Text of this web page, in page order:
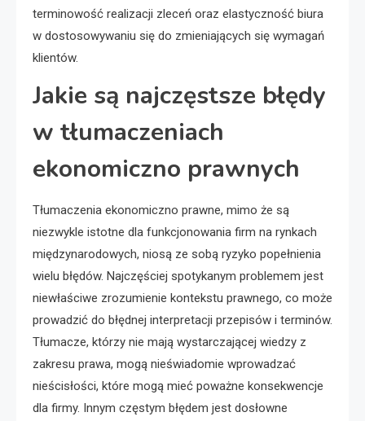
terminowość realizacji zleceń oraz elastyczność biura
w dostosowywaniu się do zmieniających się wymagań
klientów.
Jakie są najczęstsze błędy
w tłumaczeniach
ekonomiczno prawnych
Tłumaczenia ekonomiczno prawne, mimo że są
niezwykle istotne dla funkcjonowania firm na rynkach
międzynarodowych, niosą ze sobą ryzyko popełnienia
wielu błędów. Najczęściej spotykanym problemem jest
niewłaściwe zrozumienie kontekstu prawnego, co może
prowadzić do błędnej interpretacji przepisów i terminów.
Tłumacze, którzy nie mają wystarczającej wiedzy z
zakresu prawa, mogą nieświadomie wprowadzać
nieścisłości, które mogą mieć poważne konsekwencje
dla firmy. Innym częstym błędem jest dosłowne